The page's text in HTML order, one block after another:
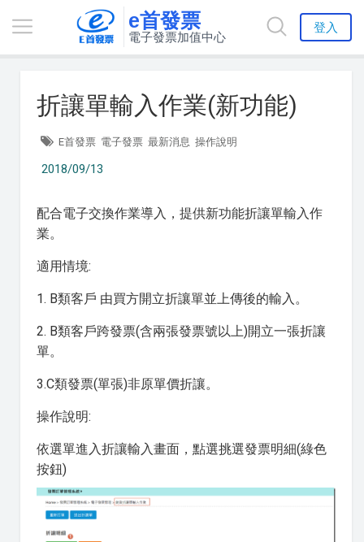
e首發票
電子發票加值中心
登入
折讓單輸入作業(新功能)
E首發票 電子發票 最新消息 操作說明
2018/09/13
配合電子交換作業導入，提供新功能折讓單輸入作
業。
適用情境:
1. B類客戶 由買方開立折讓單並上傳後的輸入。
2. B類客戶跨發票(含兩張發票號以上)開立一張折讓
單。
3.C類發票(單張)非原單價折讓。
操作說明:
依選單進入折讓輸入畫面，點選挑選發票明細(綠色
按鈕)